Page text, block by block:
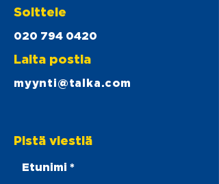
Soittele
020 794 0420
Laita postia
myynti@talka.com
Pistä viestiä
Etunimi